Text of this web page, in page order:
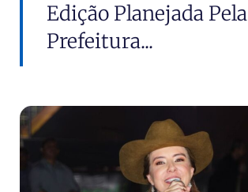
Edição Planejada Pela
Prefeitura...